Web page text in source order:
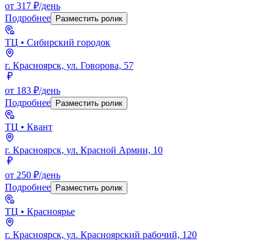
от 317 ₽/день
Подробнее
Разместить ролик
ТЦ • Сибирский городок
г. Красноярск, ул. Говорова, 57
от 183 ₽/день
Подробнее
Разместить ролик
ТЦ • Квант
г. Красноярск, ул. Красной Армии, 10
от 250 ₽/день
Подробнее
Разместить ролик
ТЦ • Красноярье
г. Красноярск, ул. Красноярский рабочий, 120